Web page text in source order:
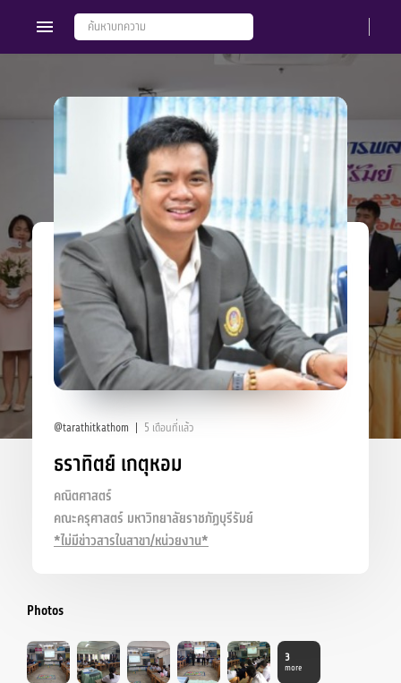
@tarathitkathom 5 เดือนที่แล้ว
ธราทิตย์ เกตุหอม
คณิตศาสตร์
คณะครุศาสตร์ มหาวิทยาลัยราชภัฏบุรีรัมย์
*ไม่มีข่าวสารในสาขา/หน่วยงาน*
Photos
3
more
Groups